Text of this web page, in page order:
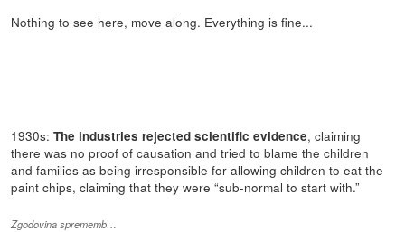
Nothing to see here, move along. Everything is fine...
1930s:The industries rejected scientific evidence, claiming
there was no proof of causation and tried to blame the children
and families as being irresponsible for allowing children to eat the
paint chips, claiming that they were “sub-normal to start with.”
Zgodovina sprememb…